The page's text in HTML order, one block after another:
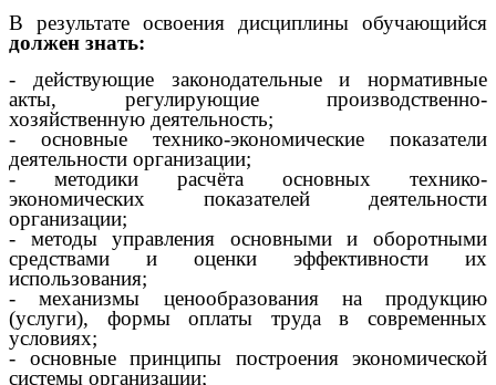
В результате освоения дисциплины обучающийся
должен знать:
- действующие законодательные и нормативные
акты, регулирующие производственно-
хозяйственную деятельность;
- основные технико-экономические показатели
деятельности организации;
- методики расчёта основных технико-
экономических показателей деятельности
организации;
- методы управления основными и оборотными
средствами и оценки эффективности их
использования;
- механизмы ценообразования на продукцию
(услуги), формы оплаты труда в современных
условиях;
- основные принципы построения экономической
системы организации;